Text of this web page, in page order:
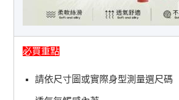
必買重點
請依尺寸圖或實際身型測量選尺碼